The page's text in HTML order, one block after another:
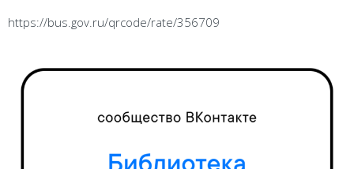
https://bus.gov.ru/qrcode/rate/356709